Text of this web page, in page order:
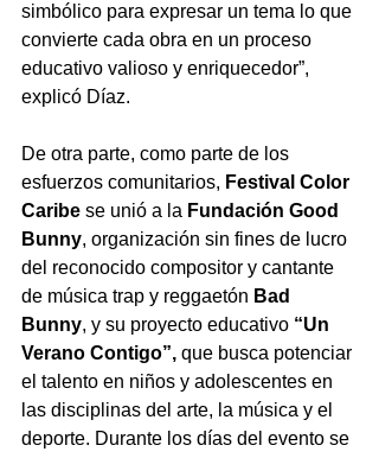
simbólico para expresar un tema lo que
convierte cada obra en un proceso
educativo valioso y enriquecedor”,
explicó Díaz.
De otra parte, como parte de los
esfuerzos comunitarios, Festival Color
Caribe se unió a la Fundación Good
Bunny, organización sin fines de lucro
del reconocido compositor y cantante
de música trap y reggaetón Bad
Bunny, y su proyecto educativo “Un
Verano Contigo”, que busca potenciar
el talento en niños y adolescentes en
las disciplinas del arte, la música y el
deporte. Durante los días del evento se